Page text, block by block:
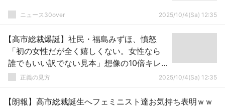
ニュース30over 2025/10/4(Sa) 12:35
【高市総裁爆誕】社民・福島みずほ、憤怒
「初の女性だが全く嬉しくない。女性なら
誰でもいい訳でない見本」想像の10倍キレ
てて草（会見動画）
正義の見方 2025/10/4(Sa) 12:35
【朗報】高市総裁誕生へフェミニスト達お気持ち表明ｗｗ